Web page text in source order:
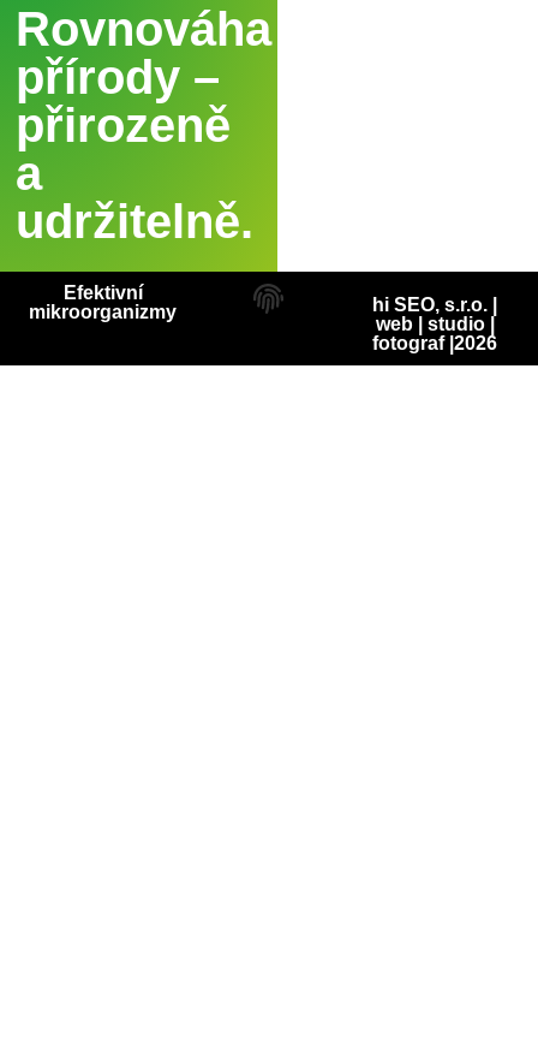
Rovnováha
přírody –
přirozeně
a
udržitelně.
hi SEO, s.r.o. |
web| studio|
fotograf|2026
Efektivní
mikroorganizmy